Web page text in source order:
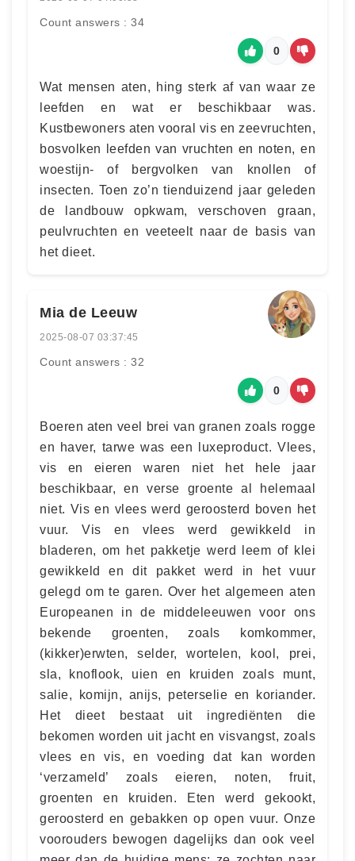
Count answers : 34
0
Wat mensen aten, hing sterk af van waar ze
leefden en wat er beschikbaar was.
Kustbewoners aten vooral vis en zeevruchten,
bosvolken leefden van vruchten en noten, en
woestijn- of bergvolken van knollen of
insecten. Toen zo’n tienduizend jaar geleden
de landbouw opkwam, verschoven graan,
peulvruchten en veeteelt naar de basis van
het dieet.
Mia de Leeuw
2025-08-07 03:37:45
Count answers : 32
0
Boeren aten veel brei van granen zoals rogge
en haver, tarwe was een luxeproduct. Vlees,
vis en eieren waren niet het hele jaar
beschikbaar, en verse groente al helemaal
niet. Vis en vlees werd geroosterd boven het
vuur. Vis en vlees werd gewikkeld in
bladeren, om het pakketje werd leem of klei
gewikkeld en dit pakket werd in het vuur
gelegd om te garen. Over het algemeen aten
Europeanen in de middeleeuwen voor ons
bekende groenten, zoals komkommer,
(kikker)erwten, selder, wortelen, kool, prei,
sla, knoflook, uien en kruiden zoals munt,
salie, komijn, anijs, peterselie en koriander.
Het dieet bestaat uit ingrediënten die
bekomen worden uit jacht en visvangst, zoals
vlees en vis, en voeding dat kan worden
‘verzameld’ zoals eieren, noten, fruit,
groenten en kruiden. Eten werd gekookt,
geroosterd en gebakken op open vuur. Onze
voorouders bewogen dagelijks dan ook veel